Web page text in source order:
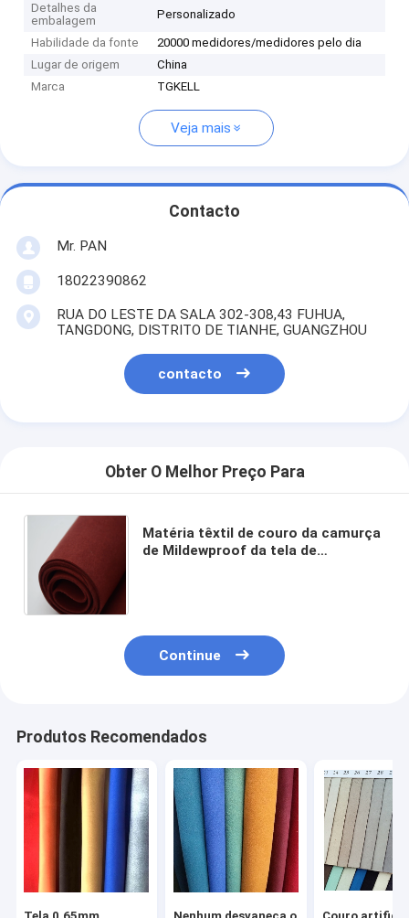
Detalhes da
embalagem
Personalizado
Habilidade da fonte
20000 medidores/medidores pelo dia
Lugar de origem
China
Marca
TGKELL
Veja mais
Contacto
Mr. PAN
18022390862
RUA DO LESTE DA SALA 302-308,43 FUHUA,
TANGDONG, DISTRITO DE TIANHE, GUANGZHOU
contacto
Obter O Melhor Preço Para
Matéria têxtil de couro da camurça
de Mildewproof da tela de
Continue
Produtos Recomendados